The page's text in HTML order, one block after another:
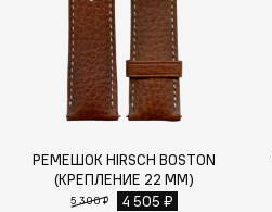
РЕМЕШОК HIRSCH BOSTON
(КРЕПЛЕНИЕ 22 ММ)
5 300 ₽ 4 505 ₽